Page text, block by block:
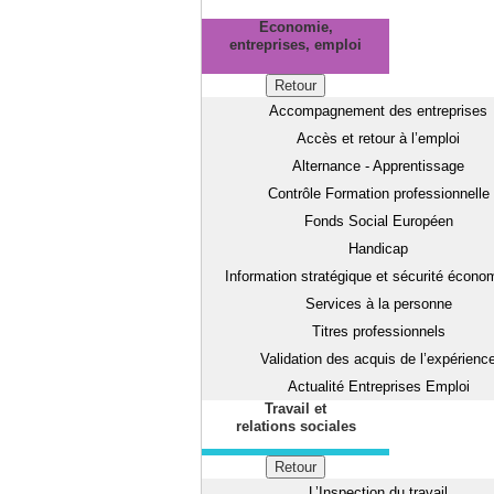
Economie,
entreprises, emploi
Retour
Accompagnement des entreprises
Accès et retour à l’emploi
Alternance - Apprentissage
Contrôle Formation professionnelle
Fonds Social Européen
Handicap
Information stratégique et sécurité
Services à la personne
Titres professionnels
Validation des acquis de
Actualité Entreprises Emploi
Travail et
relations sociales
Retour